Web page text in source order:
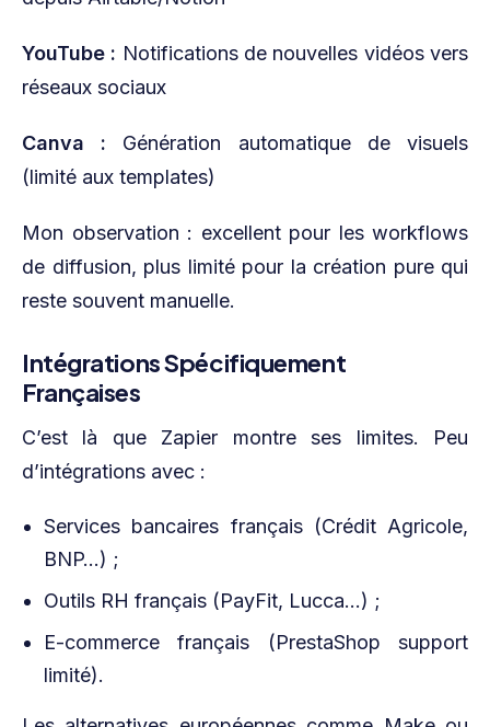
YouTube : Notifications de nouvelles vidéos vers
réseaux sociaux
Canva : Génération automatique de visuels
(limité aux templates)
Mon observation : excellent pour les workflows
de diffusion, plus limité pour la création pure qui
reste souvent manuelle.
Intégrations Spécifiquement
Françaises
C’est là que Zapier montre ses limites. Peu
d’intégrations avec :
Services bancaires français (Crédit Agricole,
BNP…) ;
Outils RH français (PayFit, Lucca…) ;
E-commerce français (PrestaShop support
limité).